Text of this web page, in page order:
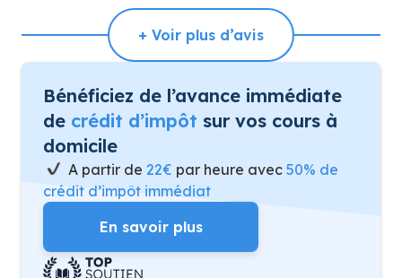
+ Voir plus d’avis
Bénéficiez de l’avance immédiate
de crédit d’impôt sur vos cours à
domicile
A partir de 22€ par heure avec 50% de
crédit d’impôt immédiat
En savoir plus